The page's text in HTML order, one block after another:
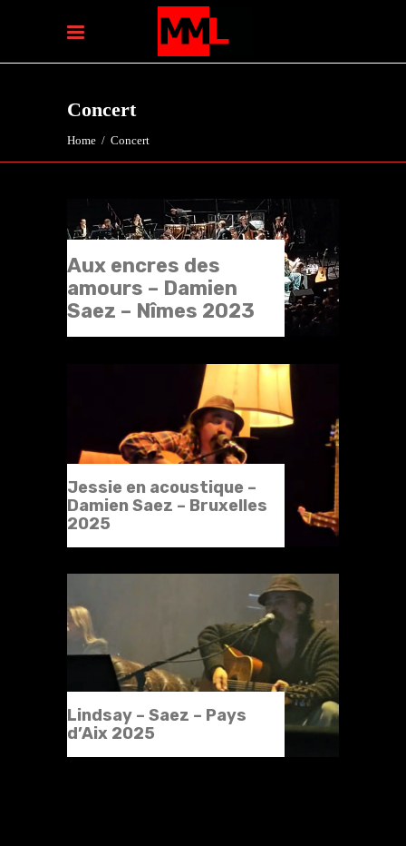
Concert
Home / Concert
Aux encres des
amours – Damien
Saez – Nîmes 2023
Jessie en acoustique –
Damien Saez – Bruxelles
2025
Lindsay – Saez – Pays
d’Aix 2025